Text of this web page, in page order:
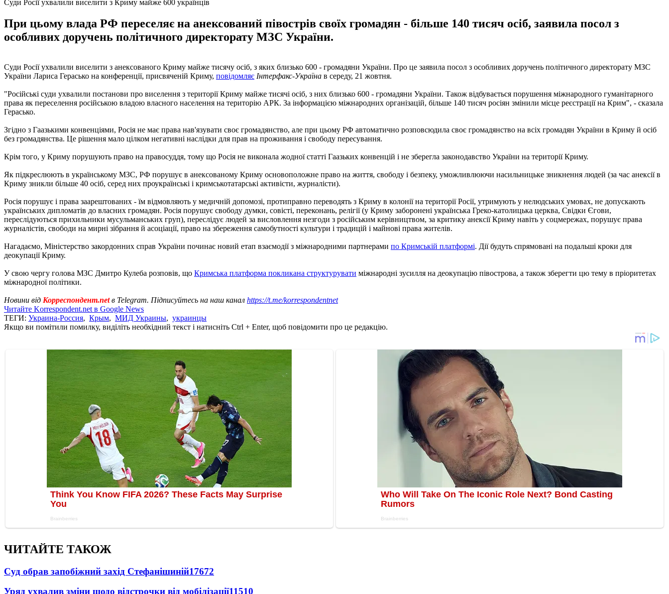
Суди Росії ухвалили виселити з Криму майже 600 українців
При цьому влада РФ переселяє на анексований півострів своїх громадян - більше 140 тисяч осіб, заявила посол з
особливих доручень політичного директорату МЗС України.
Суди Росії ухвалили виселити з анексованого Криму майже тисячу осіб, з яких близько 600 - громадяни України. Про це заявила посол з особливих доручень політичного директорату МЗС
України Лариса Герасько на конференції, присвяченій Криму, повідомляє Інтерфакс-Україна в середу, 21 жовтня.
"Російські суди ухвалили постанови про виселення з території Криму майже тисячі осіб, з них близько 600 - громадяни України. Також відбувається порушення міжнародного гуманітарного
права як переселення російською владою власного населення на територію АРК. За інформацією міжнародних організацій, більше 140 тисяч росіян змінили місце реєстрації на Крим", - сказала
Герасько.
Згідно з Гаазькими конвенціями, Росія не має права нав'язувати своє громадянство, але при цьому РФ автоматично розповсюдила своє громадянство на всіх громадян України в Криму й осіб
без громадянства. Це рішення мало цілком негативні наслідки для прав на проживання і свободу пересування.
Крім того, у Криму порушують право на правосуддя, тому що Росія не виконала жодної статті Гаазьких конвенцій і не зберегла законодавство України на території Криму.
Як підкреслюють в українському МЗС, РФ порушує в анексованому Криму основоположне право на життя, свободу і безпеку, уможливлюючи насильницьке зникнення людей (за час анексії в
Криму зникли більше 40 осіб, серед них проукраїнські і кримськотатарські активісти, журналісти).
Росія порушує і права заарештованих - їм відмовляють у медичній допомозі, протиправно переводять з Криму в колонії на території Росії, утримують у нелюдських умовах, не допускають
українських дипломатів до власних громадян. Росія порушує свободу думки, совісті, переконань, релігії (у Криму заборонені українська Греко-католицька церква, Свідки Єгови,
переслідуються прихильники мусульманських груп), переслідує людей за висловлення незгоди з російським керівництвом, за критику анексії Криму навіть у соцмережах, порушує права
журналістів, свободи на мирні зібрання й асоціації, право на збереження самобутності культури і традицій і майнові права жителів.
Нагадаємо, Міністерство закордонних справ України починає новий етап взаємодії з міжнародними партнерами по Кримській платформі. Дії будуть спрямовані на подальші кроки для
деокупації Криму.
У свою чергу голова МЗС Дмитро Кулеба розповів, що Кримська платформа покликана структурувати міжнародні зусилля на деокупацію півострова, а також зберегти цю тему в пріоритетах
міжнародної політики.
Новини від Корреспондент.netв Telegram. Підписуйтесь на наш канал https://t.me/korrespondentnet
Читайте Korrespondent.net в Google News
ТЕГИ: Украина-Россия, Крым, МИД Украины, украинцы
Якщо ви помітили помилку, виділіть необхідний текст і натисніть Ctrl + Enter, щоб повідомити про це редакцію.
ЧИТАЙТЕ ТАКОЖ
Суд обрав запобіжний захід Стефанішиній17672
Уряд ухвалив зміни щодо відстрочки від мобілізації11510